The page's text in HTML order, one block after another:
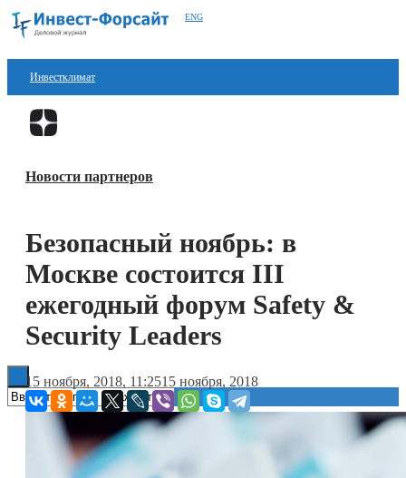
ENG
Инвестклимат
Финансы
Блокчейн
Книги
Новости партнеров
Безопасный ноябрь: в
Москве состоится III
ежегодный форум Safety &
Security Leaders
15 ноября, 2018, 11:2515 ноября, 2018